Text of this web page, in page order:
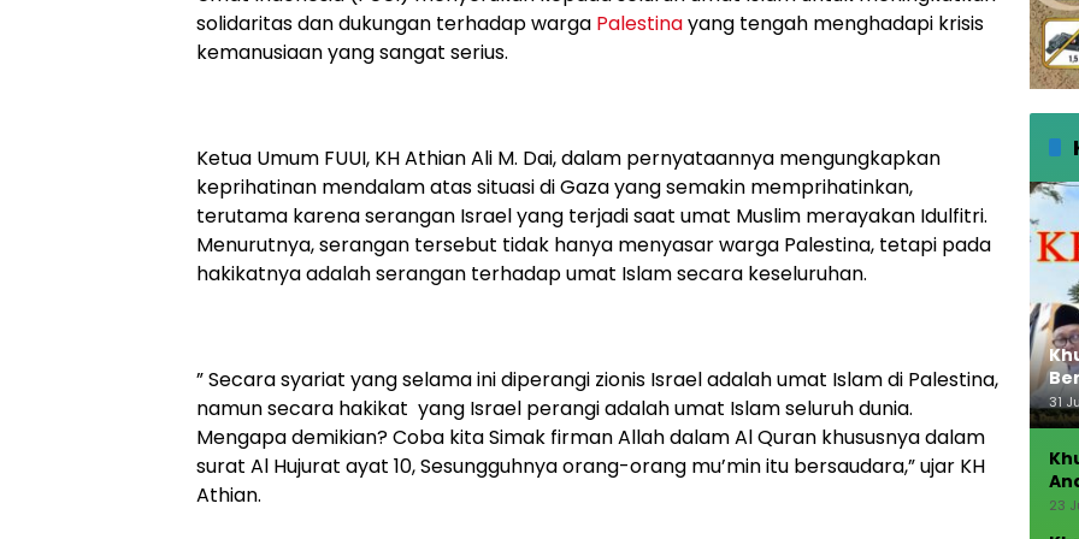
solidaritas dan dukungan terhadap warga Palestinayang tengah menghadapi krisis
kemanusiaan yang sangat serius.
Ketua Umum FUUI, KH Athian Ali M. Dai, dalam pernyataannya mengungkapkan
keprihatinan mendalam atas situasi di Gaza yang semakin memprihatinkan,
terutama karena serangan Israel yang terjadi saat umat Muslim merayakan Idulfitri.
Menurutnya, serangan tersebut tidak hanya menyasar warga Palestina, tetapi pada
hakikatnya adalah serangan terhadap umat Islam secara keseluruhan.
” Secara syariat yang selama ini diperangi zionis Israel adalah umat Islam di Palestina,
namun secara hakikat yang Israel perangi adalah umat Islam seluruh dunia.
Mengapa demikian? Coba kita Simak firman Allah dalam Al Quran khususnya dalam
surat Al Hujurat ayat 10, Sesungguhnya orang-orang mu’min itu bersaudara,” ujar KH
Athian.
31
23